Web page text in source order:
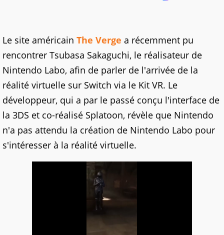
Le site américain The Verge a récemment pu
rencontrer Tsubasa Sakaguchi, le réalisateur de
Nintendo Labo, afin de parler de l'arrivée de la
réalité virtuelle sur Switch via le Kit VR. Le
développeur, qui a par le passé conçu l'interface de
la 3DS et co-réalisé Splatoon, révèle que Nintendo
n'a pas attendu la création de Nintendo Labo pour
s'intéresser à la réalité virtuelle.